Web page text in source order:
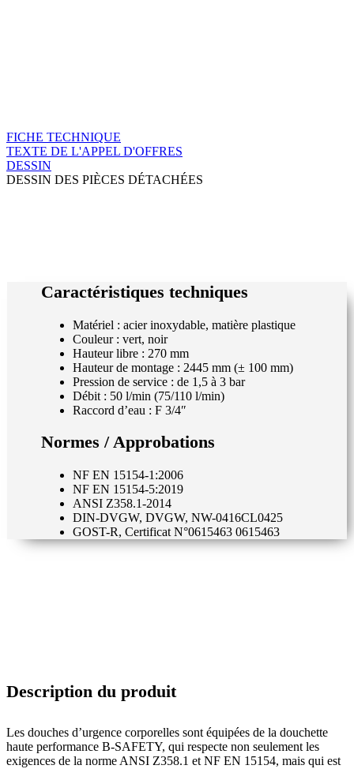
FICHE TECHNIQUE
TEXTE DE L'APPEL D'OFFRES
DESSIN
DESSIN DES PIÈCES DÉTACHÉES
Caractéristiques techniques
Matériel : acier inoxydable, matière plastique
Couleur : vert, noir
Hauteur libre : 270 mm
Hauteur de montage : 2445 mm (± 100 mm)
Pression de service : de 1,5 à 3 bar
Débit : 50 l/min (75/110 l/min)
Raccord d’eau : F 3/4″
Normes / Approbations
NF EN 15154-1:2006
NF EN 15154-5:2019
ANSI Z358.1-2014
DIN-DVGW, DVGW, NW-0416CL0425
GOST-R, Certificat N°0615463 0615463
Description du produit
Les douches d’urgence corporelles sont équipées de la douchette
haute performance B-SAFETY, qui respecte non seulement les
exigences de la norme ANSI Z358.1 et NF EN 15154, mais qui est